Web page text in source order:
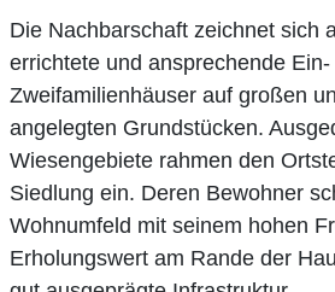
Die Nachbarschaft zeichnet sich
errichtete und ansprechende Ein-
Zweifamilienhäuser auf großen
angelegten Grundstücken.
Wiesengebiete rahmen den
Siedlung ein. Deren Bewohner
Wohnumfeld mit seinem hohen
Erholungswert am Rande der